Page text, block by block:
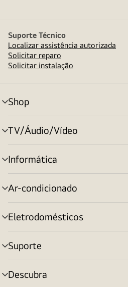
Suporte Técnico
Localizar assistência autorizada
Solicitar reparo
Solicitar instalação
Shop
alternar
menu
TV/Áudio/Vídeo
alternar
menu
Informática
alternar
menu
Ar-condicionado
alternar
menu
Eletrodomésticos
alternar
menu
Suporte
alternar
menu
Descubra
alternar